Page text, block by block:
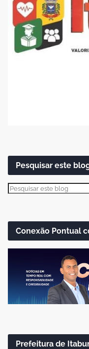
Pesquisar este
Conexão Pontual
Prefeitura de